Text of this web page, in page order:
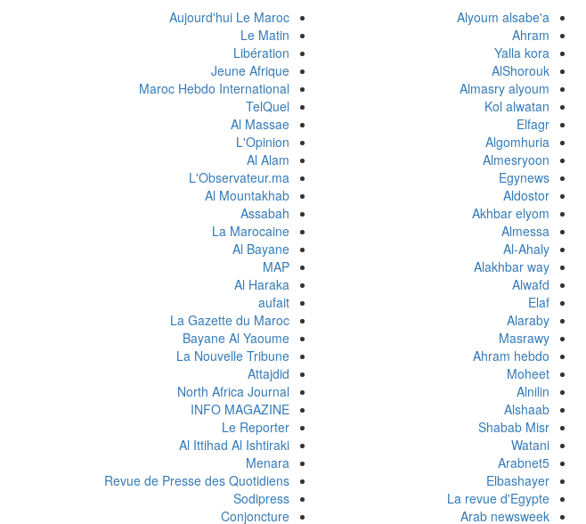
Aujourd'hui Le Maroc
Le Matin
Libération
Jeune Afrique
Maroc Hebdo International
TelQuel
Al Massae
L'Opinion
Al Alam
L'Observateur.ma
Al Mountakhab
Assabah
La Marocaine
Al Bayane
MAP
Al Haraka
aufait
La Gazette du Maroc
Bayane Al Yaoume
La Nouvelle Tribune
Attajdid
North Africa Journal
INFO MAGAZINE
Le Reporter
Al Ittihad Al Ishtiraki
Menara
Revue de Presse des Quotidiens
Sodipress
Conjoncture
Alyoum alsabe'a
Ahram
Yalla kora
AlShorouk
Almasry alyoum
Kol alwatan
Elfagr
Algomhuria
Almesryoon
Egynews
Aldostor
Akhbar elyom
Almessa
Al-Ahaly
Alakhbar way
Alwafd
Elaf
Alaraby
Masrawy
Ahram hebdo
Moheet
Alnilin
Alshaab
Shabab Misr
Watani
Arabnet5
Elbashayer
La revue d'Egypte
Arab newsweek